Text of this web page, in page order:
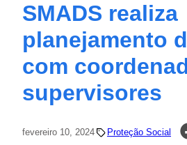
SMADS realiza
planejamento
com
supervisores
fevereiro 10, 2024 Proteção Social